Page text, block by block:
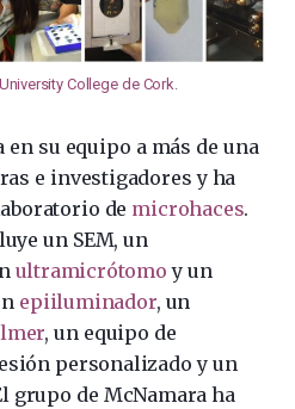
University College de Cork.
su equipo a más de una
e investigadores y ha
de microhaces.
un SEM, un
ultramicrótomo y un
epiiluminador, un
, un equipo de
personalizado y un
grupo de McNamara ha